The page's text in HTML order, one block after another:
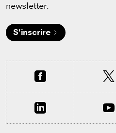
newsletter.
S'inscrire